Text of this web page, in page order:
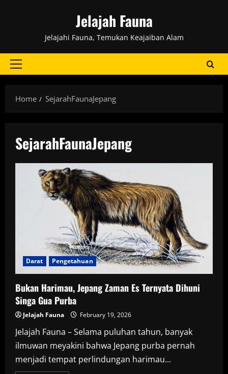
Jelajah Fauna
Jelajahi Fauna, Temukan Keajaiban Alam
Primary
Home
SejarahFaunaJepang
SejarahFaunaJepang
Darat Pengetahuan
Bukan Harimau, Jepang Zaman Es Ternyata Dihuni
Singa Gua Purba
Jelajah Fauna February 19, 2026
Jelajah Fauna – Selama puluhan tahun, banyak
ilmuwan meyakini bahwa Jepang purba pernah
menjadi tempat perlindungan harimau...